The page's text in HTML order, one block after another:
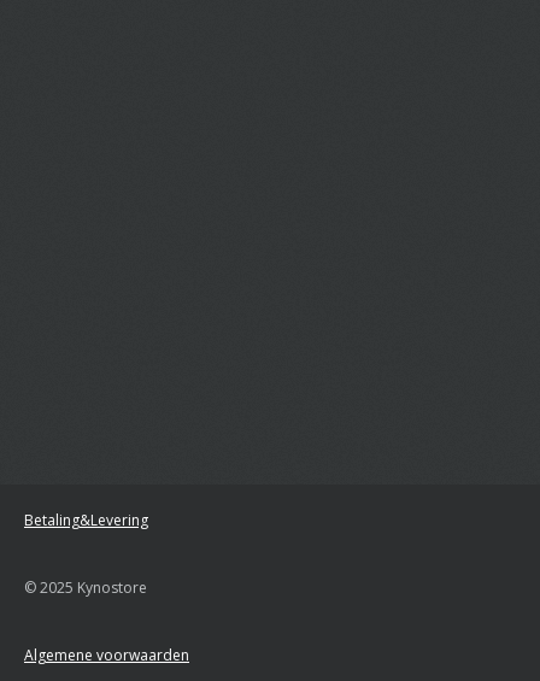
Betaling&Levering
© 2025 Kynostore
Algemene voorwaarden